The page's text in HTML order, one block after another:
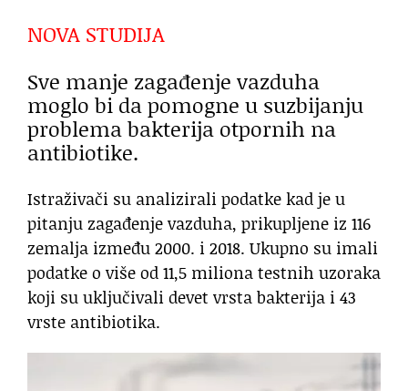
NOVA STUDIJA
Sve manje zagađenje vazduha
moglo bi da pomogne u suzbijanju
problema bakterija otpornih na
antibiotike.
Istraživači su analizirali podatke kad je u
pitanju zagađenje vazduha, prikupljene iz 116
zemalja između 2000. i 2018. Ukupno su imali
podatke o više od 11,5 miliona testnih uzoraka
koji su uključivali devet vrsta bakterija i 43
vrste antibiotika.